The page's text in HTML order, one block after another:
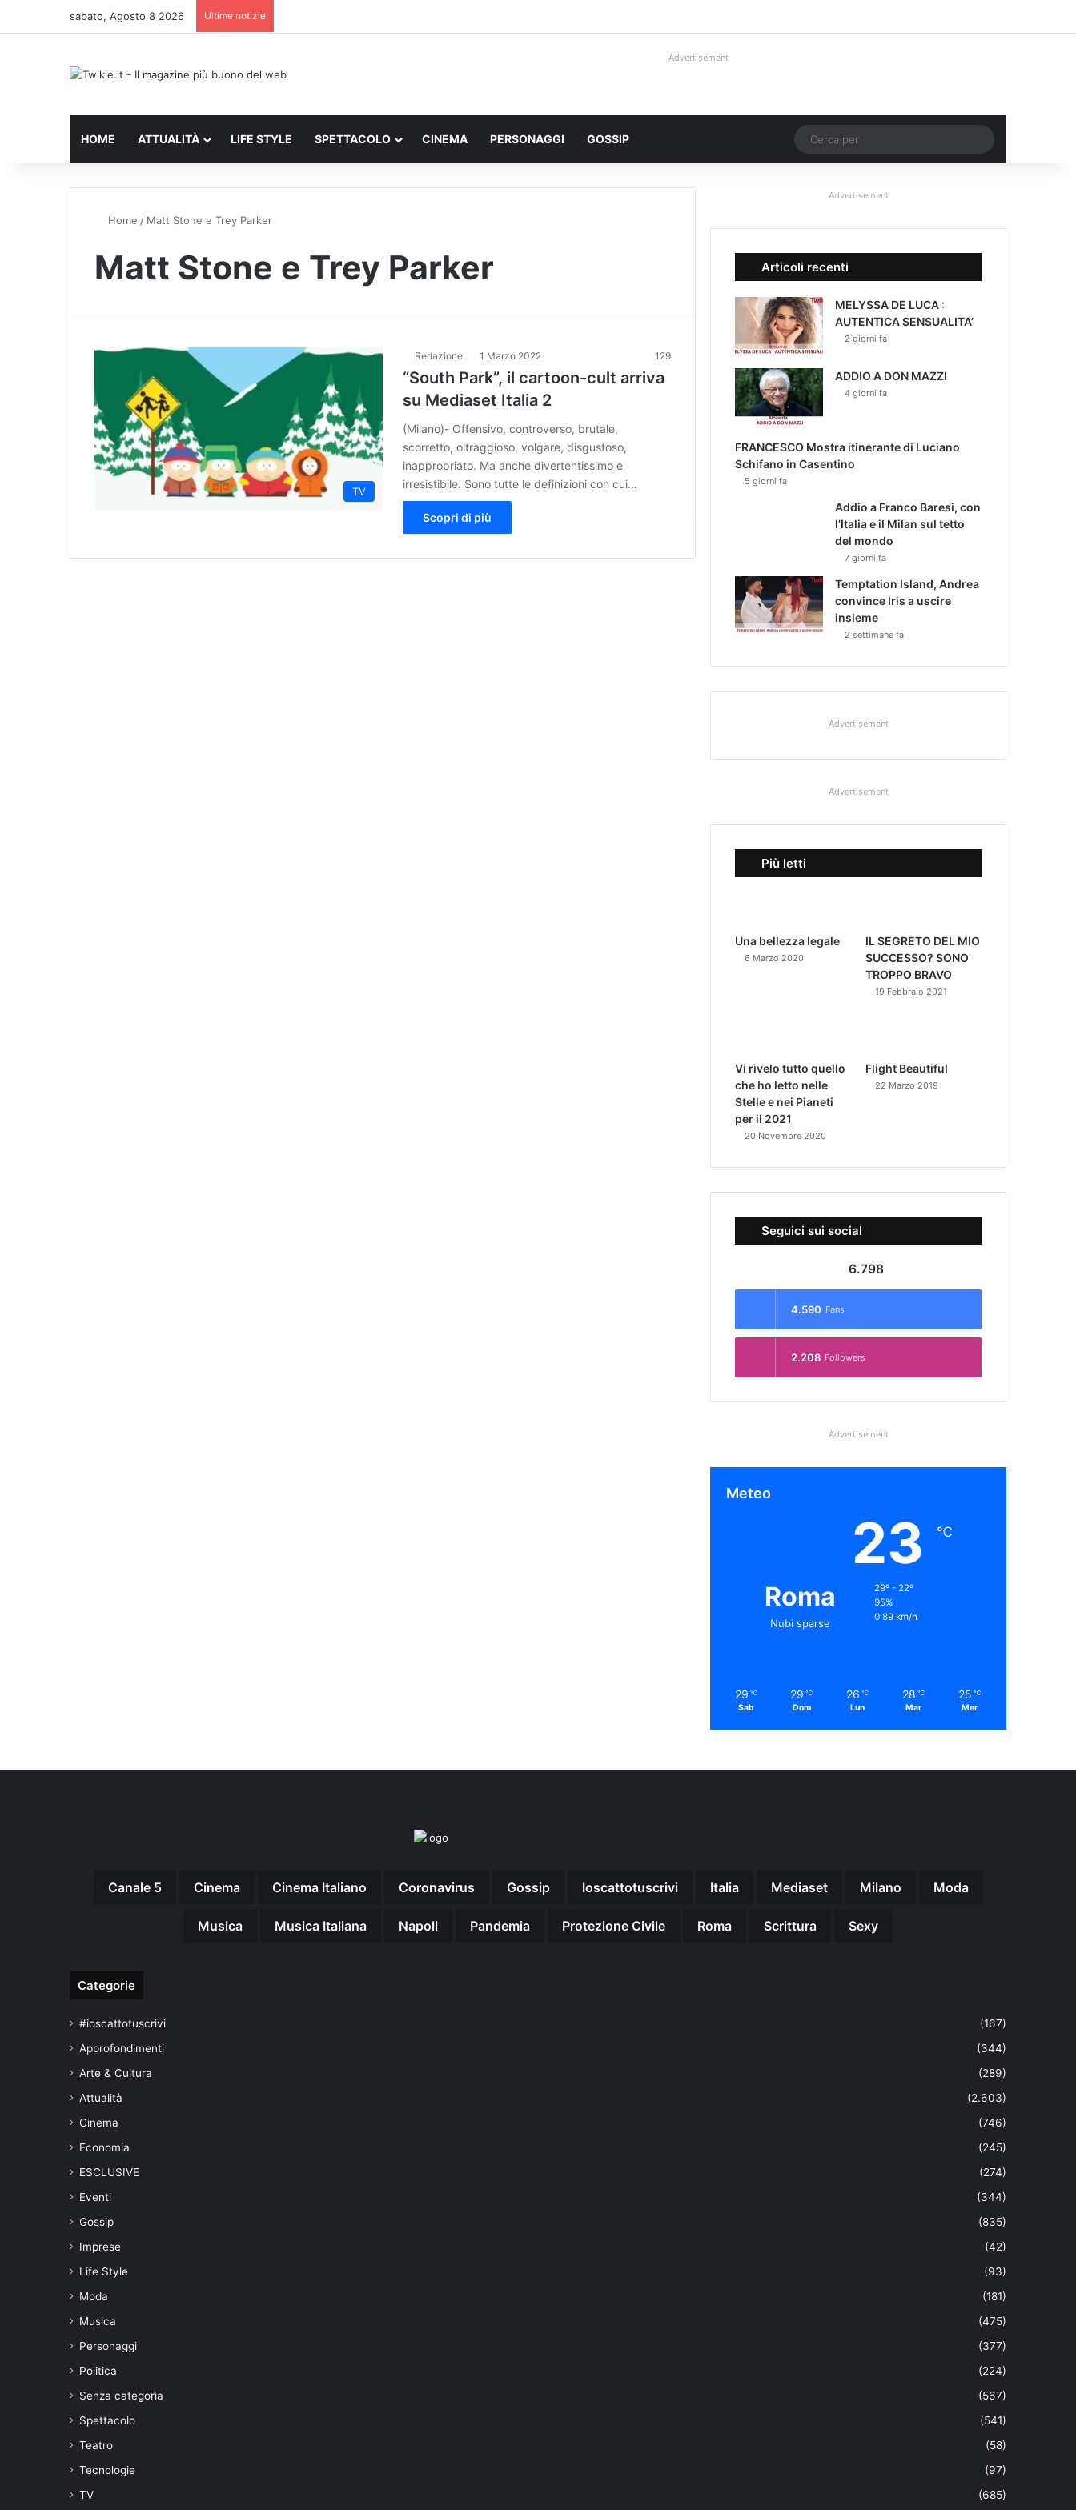
sabato, Agosto 8 2026 Ultime notizie
Advertisement
HOME ATTUALITÀ LIFE STYLE SPETTACOLO CINEMA PERSONAGGI GOSSIP Un articolo a caso
per
Home / Matt Stone e Trey Parker
Matt Stone e Trey Parker
TV
Redazione 1 Marzo 2022 129
“South Park”, il cartoon-cult arriva
su Mediaset Italia 2
(Milano)- Offensivo, controverso, brutale,
scorretto, oltraggioso, volgare, disgustoso,
inappropriato. Ma anche divertentissimo e
irresistibile. Sono tutte le definizioni con cui…
Scopri di più
Advertisement
Articoli recenti
MELYSSA DE LUCA :
AUTENTICA SENSUALITA’
2 giorni fa
ADDIO A DON MAZZI
4 giorni fa
FRANCESCO Mostra itinerante di Luciano
Schifano in Casentino
5 giorni fa
Addio a Franco Baresi, con
l’Italia e il Milan sul tetto
del mondo
7 giorni fa
Temptation Island, Andrea
convince Iris a uscire
insieme
2 settimane fa
Advertisement
Advertisement
Più letti
Una bellezza legale
6 Marzo 2020
IL SEGRETO DEL MIO
SUCCESSO? SONO
TROPPO BRAVO
19 Febbraio 2021
Vi rivelo tutto quello
che ho letto nelle
Stelle e nei Pianeti
per il 2021
20 Novembre 2020
Flight Beautiful
22 Marzo 2019
Seguici sui social
6.798
4.590 Fans
2.208 Followers
Advertisement
Meteo
Roma
Nubi sparse
23 ℃
29º - 22º
95%
0.89 km/h
29 ℃
Sab
29 ℃
Dom
26 ℃
Lun
28 ℃
Mar
25 ℃
Mer
Canale 5 Cinema Cinema Italiano Coronavirus Gossip Ioscattotuscrivi Italia Mediaset Milano Moda
Musica Musica Italiana Napoli Pandemia Protezione Civile Roma Scrittura Sexy
Categorie
#ioscattotuscrivi
(167)
Approfondimenti
(344)
Arte & Cultura
(289)
Attualità
(2.603)
Cinema
(746)
Economia
(245)
ESCLUSIVE
(274)
Eventi
(344)
Gossip
(835)
Imprese
(42)
Life Style
(93)
Moda
(181)
Musica
(475)
Personaggi
(377)
Politica
(224)
Senza categoria
(567)
Spettacolo
(541)
Teatro
(58)
Tecnologie
(97)
TV
(685)